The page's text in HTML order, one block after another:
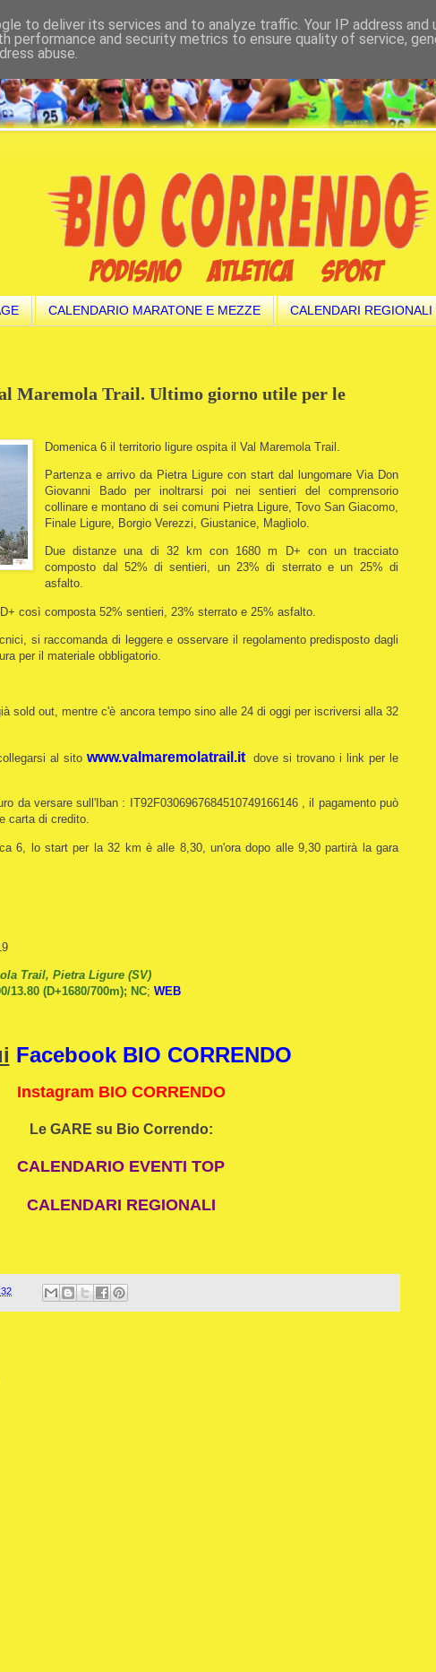
CALENDARIO MARATONE E MEZZE CALENDARI REGIONALI
Maremola Trail. Ultimo giorno utile per le
Domenica 6 il territorio ligure ospita il Val Maremola Trail.
Partenza e arrivo da Pietra Ligure con start dal lungomare Via Don
Giovanni Bado per inoltrarsi poi nei sentieri del comprensorio
collinare e montano di sei comuni Pietra Ligure, Tovo San Giacomo,
Finale Ligure, Borgio Verezzi, Giustanice, Magliolo.
Due distanze una di 32 km con 1680 m D+ con un tracciato
composto dal 52% di sentieri, un 23% di sterrato e un 25% di
asfalto.
così composta 52% sentieri, 23% sterrato e 25% asfalto.
si raccomanda di leggere e osservare il regolamento predisposto dagli
per il materiale obbligatorio.
sold out, mentre c'è ancora tempo sino alle 24 di oggi per iscriversi alla 32
al sito www.valmaremolatrail.itdove si trovano i link per le
da versare sull'Iban : IT92F0306967684510749166146 , il pagamento può
carta di credito.
6, lo start per la 32 km è alle 8,30, un'ora dopo alle 9,30 partirà la gara
Trail, Pietra Ligure (SV)
13.80 (D+1680/700m); NC; WEB
Facebook BIO CORRENDO
Instagram BIO CORRENDO
Le GARE su Bio Correndo:
CALENDARIO EVENTI TOP
CALENDARI REGIONALI
to deliver its services and to analyze traffic. Your IP address and
performance and security metrics to ensure quality of service,
abuse.